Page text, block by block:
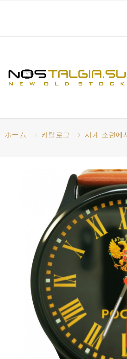
ホーム 카탈로그 시계 소련에